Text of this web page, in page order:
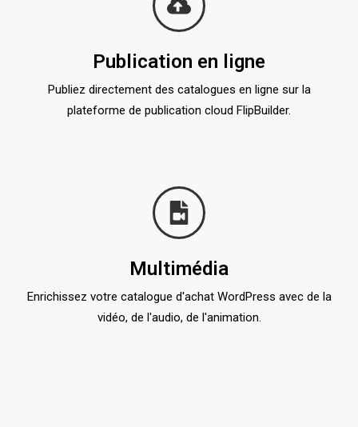
Publication en ligne
Publiez directement des catalogues en ligne sur la
plateforme de publication cloud FlipBuilder.
Multimédia
Enrichissez votre catalogue d'achat WordPress avec de la
vidéo, de l'audio, de l'animation.